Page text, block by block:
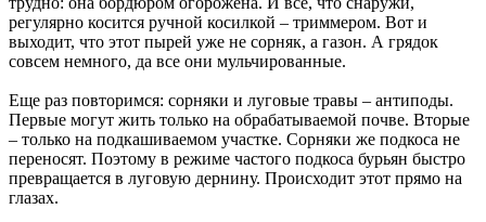
регулярно косится ручной косилкой – триммером. Вот и
выходит, что этот пырей уже не сорняк, а газон. А грядок
совсем немного, да все они мульчированные.
Еще раз повторимся: сорняки и луговые травы – антиподы.
Первые могут жить только на обрабатываемой почве. Вторые
– только на подкашиваемом участке. Сорняки же подкоса не
переносят. Поэтому в режиме частого подкоса бурьян быстро
превращается в луговую дернину. Происходит этот прямо на
глазах.